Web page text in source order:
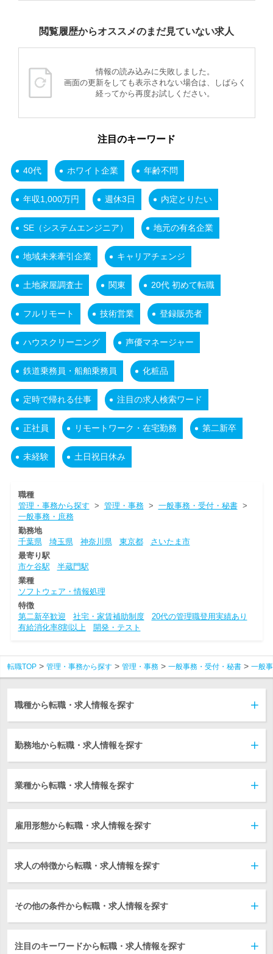
閲覧履歴からオススメのまだ見ていない求人
情報の読み込みに失敗しました。
画面の更新をしても表示されない場合は、しばらく
経ってから再度お試しください。
注目のキーワード
40代 ホワイト企業 年齢不問
年収1,000万円 週休3日 内定とりたい
SE（システムエンジニア） 地元の有名企業
地域未来牽引企業 キャリアチェンジ
土地家屋調査士 関東 20代 初めて転職
フルリモート 技術営業 登録販売者
ハウスクリーニング 声優マネージャー
鉄道乗務員・船舶乗務員 化粧品
定時で帰れる仕事 注目の求人検索ワード
正社員 リモートワーク・在宅勤務 第二新卒
未経験 土日祝日休み
職種
管理・事務から探す > 管理・事務> 一般事務・受付・秘書>
一般事務・庶務
勤務地
千葉県
埼玉県 神奈川県 東京都
さいたま市
最寄り駅
市ケ谷駅
半蔵門駅
業種
ソフトウェア・情報処理
特徴
第二新卒歓迎
社宅・家賃補助制度
20代の管理職登用実績あり
有給消化率8割以上
開発・テスト
転職TOP 管理・事務から探す 管理・事務 一般事務・受付・秘書 一般
職種から転職・求人情報を探す
勤務地から転職・求人情報を探す
業種から転職・求人情報を探す
雇用形態から転職・求人情報を探す
求人の特徴から転職・求人情報を探す
その他の条件から転職・求人情報を探す
注目のキーワードから転職・求人情報を探す